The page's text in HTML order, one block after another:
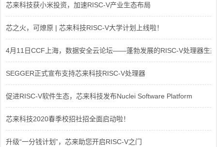
芯来科技获小米投资，加速RISC-V产业生态布局
芯之火，可燎原 | 芯来科技RISC-V大学计划上线啦！
4月11日CCF上海，数据安全云论坛——蓬勃发展的RISC-V处理器生态
SEGGER正式宣布支持芯来科技RISC-V处理器
促进RISC-V软件生态，芯来科技发布Nuclei Software Platform
芯来科技2020春季校招社招全面启动啦！
升级“一分钱计划”，芯来助您开启RISC-V之门